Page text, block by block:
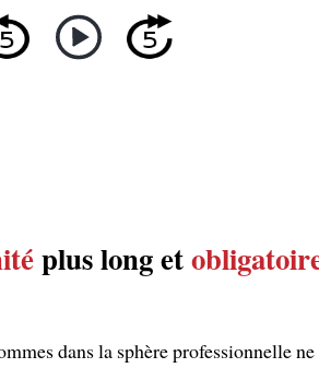
plus long et
dans la sphère professionnelle